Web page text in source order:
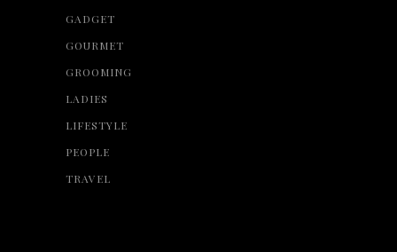
GADGET
GOURMET
GROOMING
LADIES
LIFESTYLE
PEOPLE
TRAVEL